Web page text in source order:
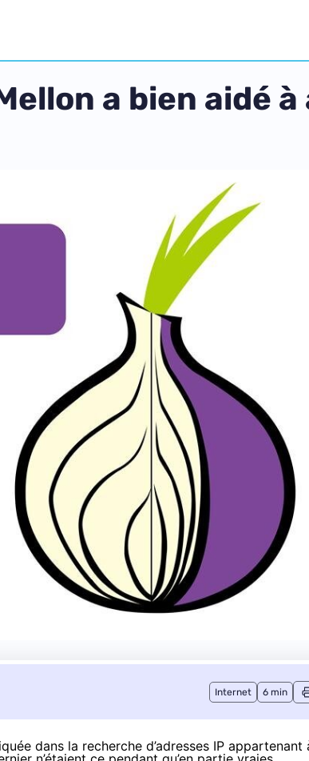
a bien aidé
Internet 6 min
dans la recherche d’adresses IP appartenant